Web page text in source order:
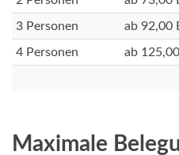
3 Personen ab 92,00
4 Personen ab
Maximale